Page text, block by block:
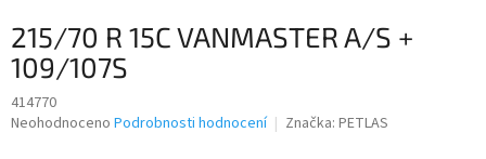
215/70 R 15C VANMASTER A/S +
109/107S
414770
Průměrné
Neohodnoceno Podrobnosti hodnocení Značka: PETLAS